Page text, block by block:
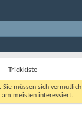
Trickkiste
Sie müssen sich vermutlich
am meisten interessiert.